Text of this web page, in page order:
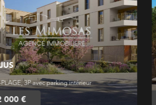
PLAGE, 3P avec parking intérieur
000 €